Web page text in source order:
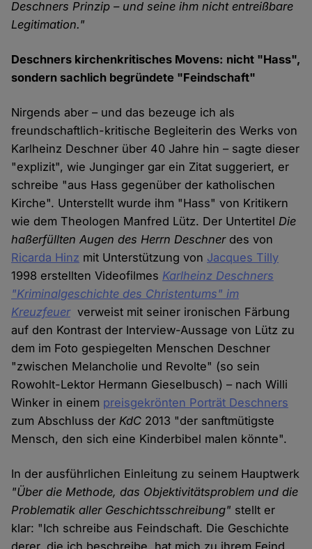
Deschners Prinzip – und seine ihm nicht entreißbare
Legitimation."
Deschners kirchenkritisches Movens: nicht "Hass",
sondern sachlich begründete "Feindschaft"
Nirgends aber – und das bezeuge ich als
freundschaftlich-kritische Begleiterin des Werks von
Karlheinz Deschner über 40 Jahre hin – sagte dieser
"explizit", wie Junginger gar ein Zitat suggeriert, er
schreibe "aus Hass gegenüber der katholischen
Kirche". Unterstellt wurde ihm "Hass" von Kritikern
wie dem Theologen Manfred Lütz. Der UntertitelDie
haßerfüllten Augen des Herrn Deschnerdes von
Ricarda Hinz mit Unterstützung von Jacques Tilly
1998 erstellten Videofilmes Karlheinz Deschners
"Kriminalgeschichte des Christentums" im
Kreuzfeuerverweist mit seiner ironischen Färbung
auf den Kontrast der Interview-Aussage von Lütz zu
dem im Foto gespiegelten Menschen Deschner
"zwischen Melancholie und Revolte" (so sein
Rowohlt-Lektor Hermann Gieselbusch) – nach Willi
Winker in einem preisgekrönten Porträt Deschners
zum Abschluss derKdC 2013 "der sanftmütigste
Mensch, den sich eine Kinderbibel malen könnte".
In der ausführlichen Einleitung zu seinem Hauptwerk
"Über die Methode, das Objektivitätsproblem und die
Problematik aller Geschichtsschreibung" stellt er
klar: "Ich schreibe aus Feindschaft. Die Geschichte